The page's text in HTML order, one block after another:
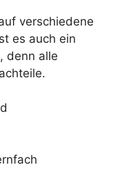
verschiedene
es auch ein
denn alle